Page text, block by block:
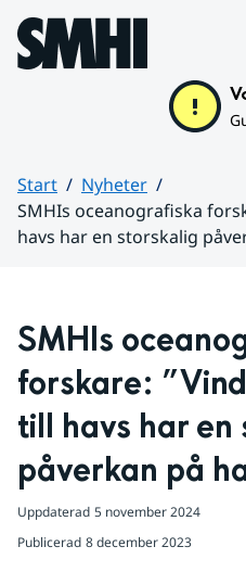
Hoppa till sidans innehåll
Start
Nyheter
SMHIs oceanografiska
havs har en storskalig
SMHIs
forskare:
till havs har en
påverkan på
Uppdaterad 5 november 2024
Publicerad 8 december 2023